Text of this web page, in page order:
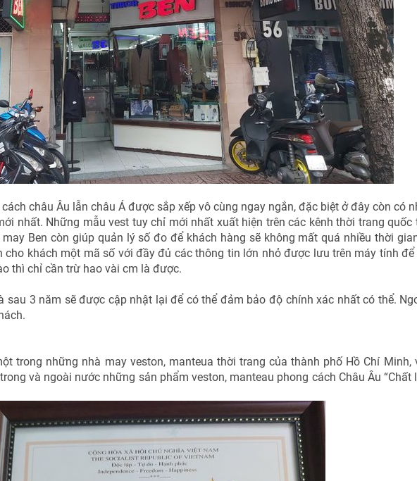
châu Âu lẫn châu Á được sắp xếp vô cùng ngay ngắn, đặc biệt ở đây còn có
nhất. Những mẫu vest tuy chỉ mới nhất xuất hiện trên các kênh thời trang quốc
Ben còn giúp quản lý số đo để khách hàng sẽ không mất quá nhiều thời
cho khách một mã số với đầy đủ các thông tin lớn nhỏ được lưu trên máy tính
thì chỉ cần trừ hao vài cm là được.
3 năm sẽ được cập nhật lại để có thể đảm bảo độ chính xác nhất có thể.
trong những nhà may veston, manteua thời trang của thành phố Hồ Chí Minh,
và ngoài nước những sản phẩm veston, manteau phong cách Châu Âu